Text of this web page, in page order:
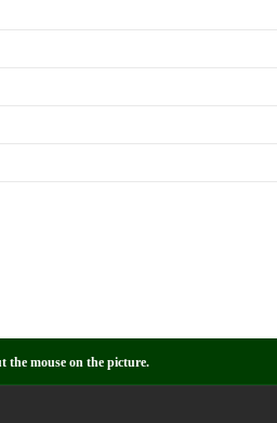
the mouse on the picture.